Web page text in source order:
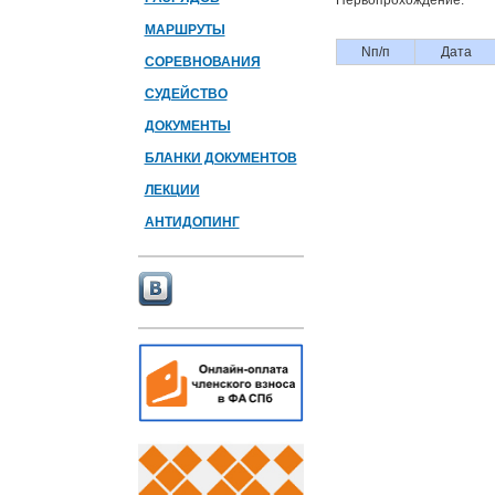
МАРШРУТЫ
СОРЕВНОВАНИЯ
СУДЕЙСТВО
ДОКУМЕНТЫ
БЛАНКИ ДОКУМЕНТОВ
ЛЕКЦИИ
АНТИДОПИНГ
Nп/п Дата